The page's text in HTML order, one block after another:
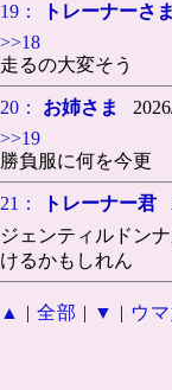
19： トレーナーさま
>>18
走るの大変そう
20： お姉さま
>>19
勝負服に何を今更
21： トレーナー君
ジェンティルドン
けるかもしれん
▲ | 全部 | ▼ | ウ